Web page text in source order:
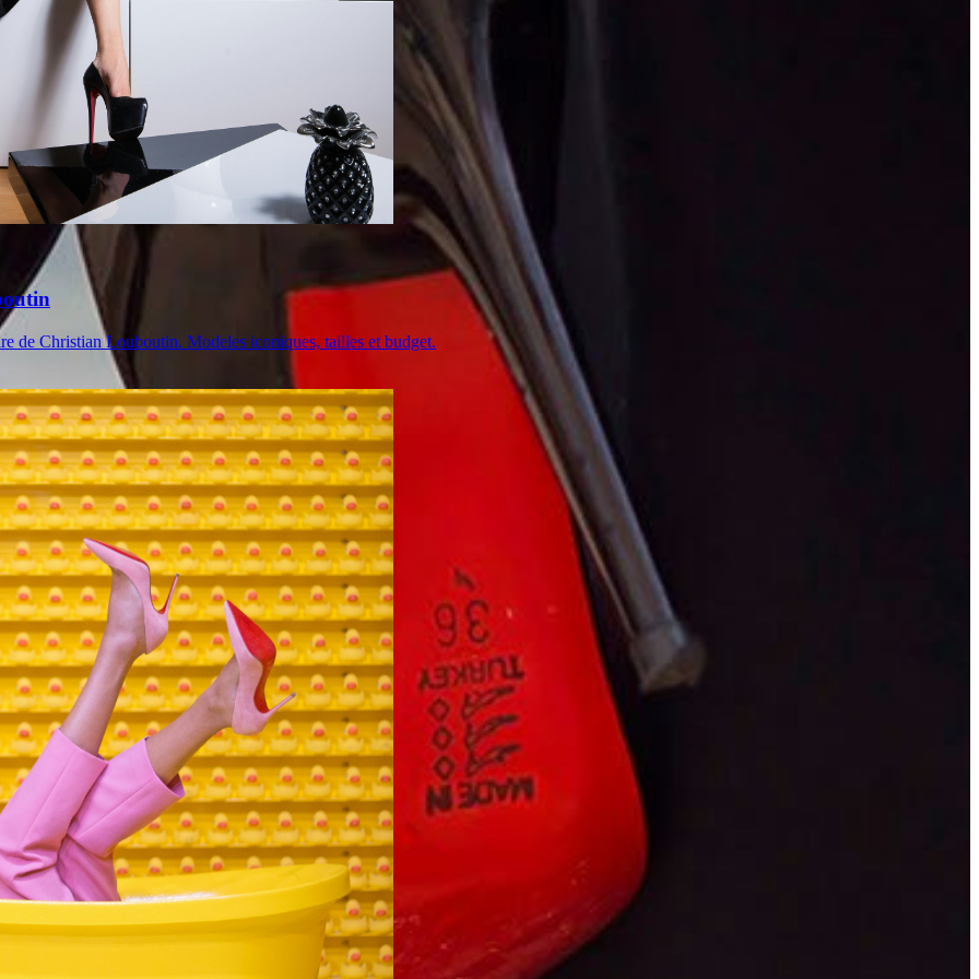
de Christian Louboutin. Modeles iconiques, tailles et budget.